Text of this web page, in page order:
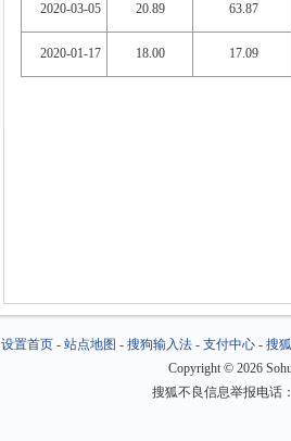
2020-03-05 20.89 63.87
2020-01-17 18.00 17.09
设置首页- 站点地图 - 搜狗输入法- 支付中心- 搜
Copyright © 2026
搜狐不良信息举报电话